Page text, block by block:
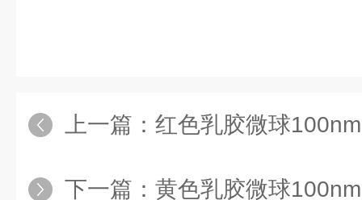
上一篇： 红色乳胶微球100nm
下一篇： 黄色乳胶微球